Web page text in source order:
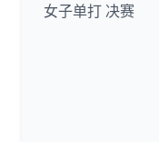
女子单打 决赛